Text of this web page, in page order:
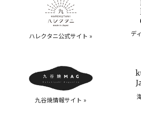
ハレクタニ公式サイト » デ
九谷焼情報サイト »